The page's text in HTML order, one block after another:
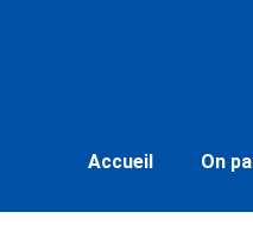
Accueil On